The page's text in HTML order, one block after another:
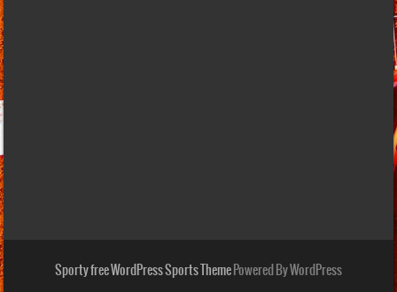
Sporty free WordPress Sports ThemePowered By WordPress